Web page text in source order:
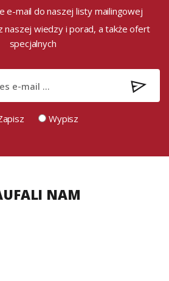
e-mail do naszej listy mailingowej
naszej wiedzy i porad, a także ofert
specjalnych
Wypisz
NAM